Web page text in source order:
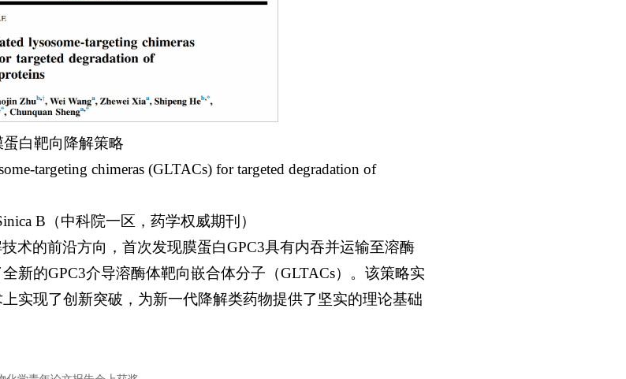
白靶向降解策略
targeting chimeras (GLTACs) for targeted degradation of
B（中科院一区，药学权威期刊）
术的前沿方向，首次发现膜蛋白GPC3具有内吞并运输至溶酶
新的GPC3介导溶酶体靶向嵌合体分子（GLTACs）。该策略实
实现了创新突破，为新一代降解类药物提供了坚实的理论基础